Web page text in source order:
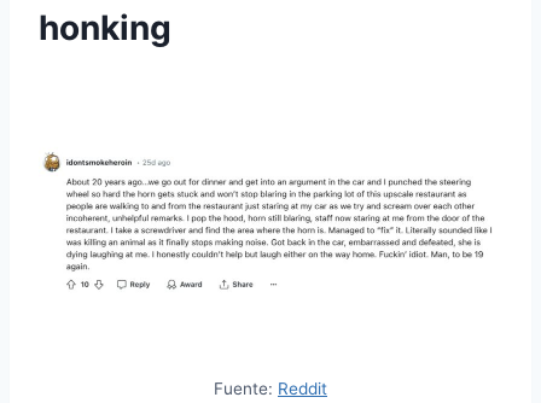
honking
Fuente: Reddit